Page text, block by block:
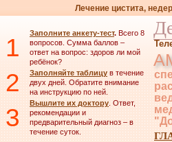
Лечение цистита,
1 Заполните анкету-тест. Всего 8
вопросов. Сумма баллов –
ответ на вопрос: здоров ли мой
ребёнок?
2 Заполняйте таблицу в течение
двух дней. Обратите внимание
на инструкцию по ней.
3 Вышлите их доктору. Ответ,
рекомендации и
предварительный диагноз – в
течение суток.